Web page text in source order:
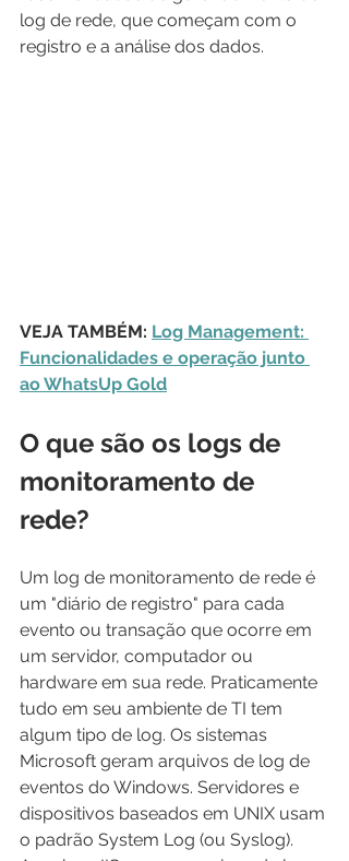
log de rede, que começam com o
registro e a análise dos dados.
VEJA TAMBÉM: Log Management:
Funcionalidades e operação junto
ao WhatsUp Gold
O que são os logs de
monitoramento de
rede?
Um log de monitoramento de rede é
um "diário de registro" para cada
evento ou transação que ocorre em
um servidor, computador ou
hardware em sua rede. Praticamente
tudo em seu ambiente de TI tem
algum tipo de log. Os sistemas
Microsoft geram arquivos de log de
eventos do Windows. Servidores e
dispositivos baseados em UNIX usam
o padrão System Log (ou Syslog).